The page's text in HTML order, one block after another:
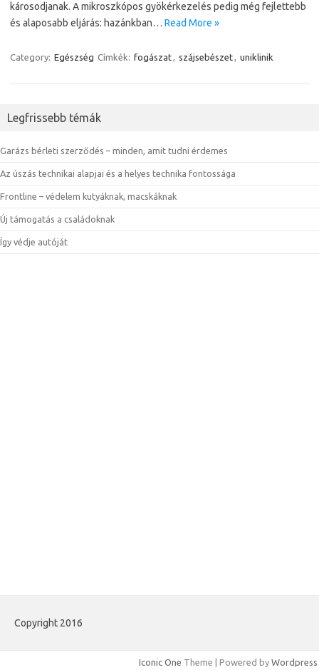
károsodjanak. A mikroszkópos gyökérkezelés pedig még fejlettebb
és alaposabb eljárás: hazánkban… Read More »
Category: Egészség Címkék: fogászat, szájsebészet, uniklinik
Legfrissebb témák
Garázs bérleti szerződés – minden, amit tudni érdemes
Az úszás technikai alapjai és a helyes technika fontossága
Frontline – védelem kutyáknak, macskáknak
Új támogatás a családoknak
Így védje autóját
Copyright 2016
Iconic One Theme | Powered by Wordpress